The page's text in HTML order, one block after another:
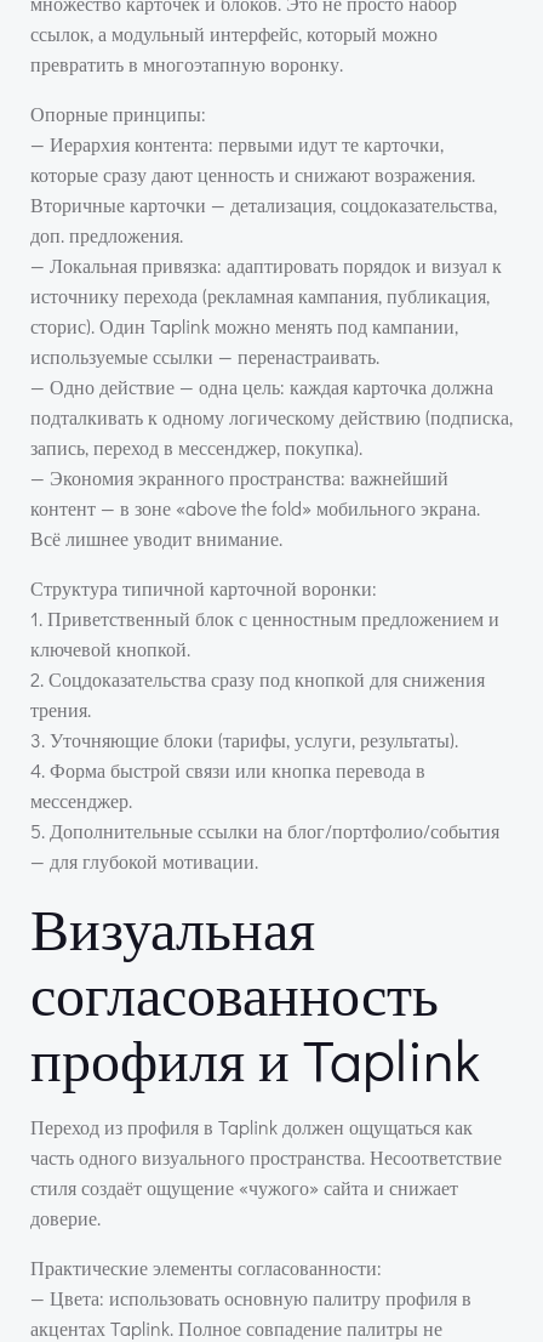
ссылок, а модульный интерфейс, который можно
превратить в многоэтапную воронку.
Опорные принципы:
— Иерархия контента: первыми идут те карточки,
которые сразу дают ценность и снижают возражения.
Вторичные карточки — детализация, соцдоказательства,
доп. предложения.
— Локальная привязка: адаптировать порядок и визуал к
источнику перехода (рекламная кампания, публикация,
сторис). Один Taplink можно менять под кампании,
используемые ссылки — перенастраивать.
— Одно действие — одна цель: каждая карточка должна
подталкивать к одному логическому действию (подписка,
запись, переход в мессенджер, покупка).
— Экономия экранного пространства: важнейший
контент — в зоне «above the fold» мобильного экрана.
Всё лишнее уводит внимание.
Структура типичной карточной воронки:
1. Приветственный блок с ценностным предложением и
ключевой кнопкой.
2. Соцдоказательства сразу под кнопкой для снижения
трения.
3. Уточняющие блоки (тарифы, услуги, результаты).
4. Форма быстрой связи или кнопка перевода в
мессенджер.
5. Дополнительные ссылки на блог/портфолио/события
— для глубокой мотивации.
Визуальная
согласованность
профиля и Taplink
Переход из профиля в Taplink должен ощущаться как
часть одного визуального пространства. Несоответствие
стиля создаёт ощущение «чужого» сайта и снижает
доверие.
Практические элементы согласованности:
— Цвета: использовать основную палитру профиля в
акцентах Taplink. Полное совпадение палитры не